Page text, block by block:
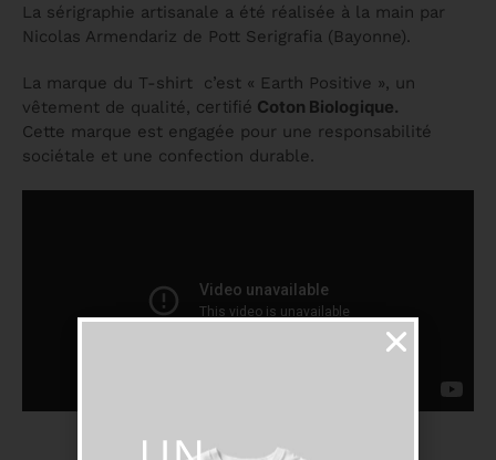
La sérigraphie artisanale a été réalisée à la main par
Nicolas Armendariz de Pott Serigrafia (Bayonne).
La marque du T-shirt c’est « Earth Positive », un
vêtement de qualité, certifié Coton Biologique.
Cette marque est engagée pour une responsabilité
sociétale et une confection durable.